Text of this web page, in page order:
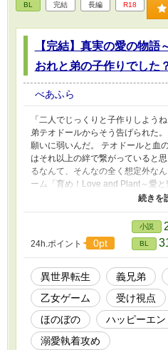
BL 完結 長編 R18
【完結】真実の愛の物語
おれと弟の子作りでした
べあふら
「二人でじっくりと子作りしよう
弟テオドールからそう告げられた
願いに弱いんだ。 テオドールと血
はそれ以上の絆で繋がっていると
るなんて、そんなの全く想定外な
ーム「育め！Love and Plant～愛と
の世界じゃなかったのか？！攻略
ムの主人公“恵みの乙女”は腐女子
まならおれシリル・フォレスター
りたいことをやるって決めたのに
だ！？！？！ これは、おれと弟の
ための真実の愛の物語。………たぶ
対象者）×死亡フラグ回避済みの流
CP。 ※義弟ですが主人公のこだわ
ときに虐待や残虐描写が入ります。
24h.ポイント 0pt
小説
BL
異世界転生 義兄弟
乙女ゲーム
受け視点
ほのぼの
ハッピーエン
溺愛執着攻め